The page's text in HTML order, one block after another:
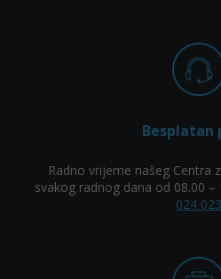
Besplatan
Radno vrijeme našeg Centra
svakog radnog dana od 08.00 –
024 023